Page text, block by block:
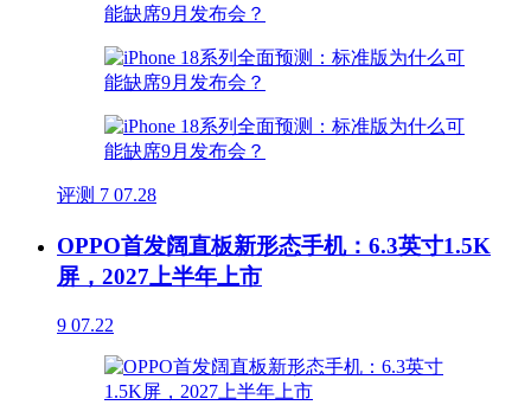
评测 7 07.28
OPPO首发阔直板新形态手机：6.3英寸1.5K
屏，2027上半年上市
9 07.22